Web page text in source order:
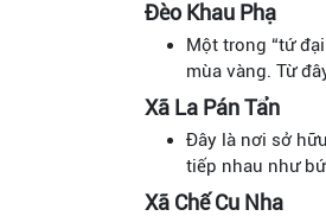
Đèo Khau Phạ
Một trong “tứ
mùa vàng. Từ
Xã La Pán Tẩn
Đây là nơi sở
tiếp nhau như
Xã Chế Cu Nha